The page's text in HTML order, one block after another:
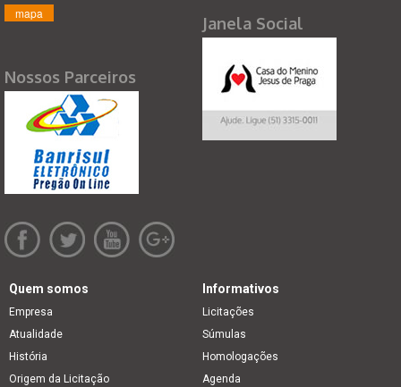
mapa
Nossos Parceiros
Janela Social
Quem somos
Empresa
Atualidade
História
Origem da Licitação
Informativos
Licitações
Súmulas
Homologações
Agenda